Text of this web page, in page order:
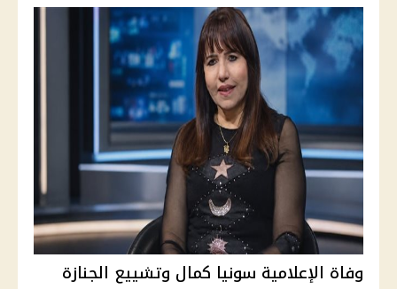
وفاة الإعلامية سونيا كمال وتشييع الجنازة